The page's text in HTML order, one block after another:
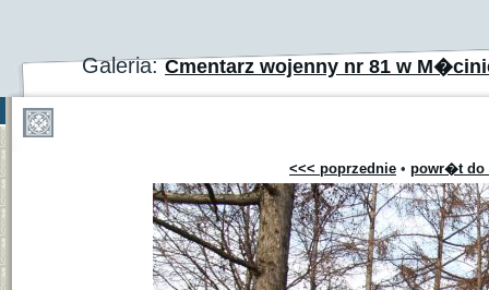
Galeria:Cmentarz wojenny nr 81 w
<<< poprzednie • powr�t do